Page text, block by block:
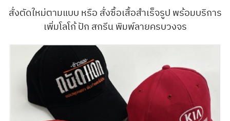
สั่งตัดใหม่ตามแบบ หรือ สั่งซื้อเสื้อสำเร็จรูป พร้อมบริการ
เพิ่มโลโก้ ปัก สกรีน พิมพ์ลายครบวงจร